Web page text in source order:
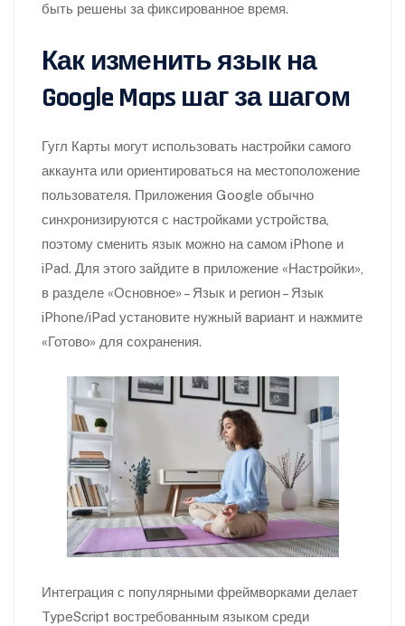
быть решены за фиксированное время.
Как изменить язык на
Google Maps шаг за шагом
Гугл Карты могут использовать настройки самого
аккаунта или ориентироваться на местоположение
пользователя. Приложения Google обычно
синхронизируются с настройками устройства,
поэтому сменить язык можно на самом iPhone и
iPad. Для этого зайдите в приложение «Настройки»,
в разделе «Основное» – Язык и регион – Язык
iPhone/iPad установите нужный вариант и нажмите
«Готово» для сохранения.
Интеграция с популярными фреймворками делает
TypeScript востребованным языком среди